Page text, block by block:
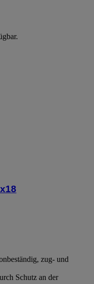
zug- und
Schutz an der